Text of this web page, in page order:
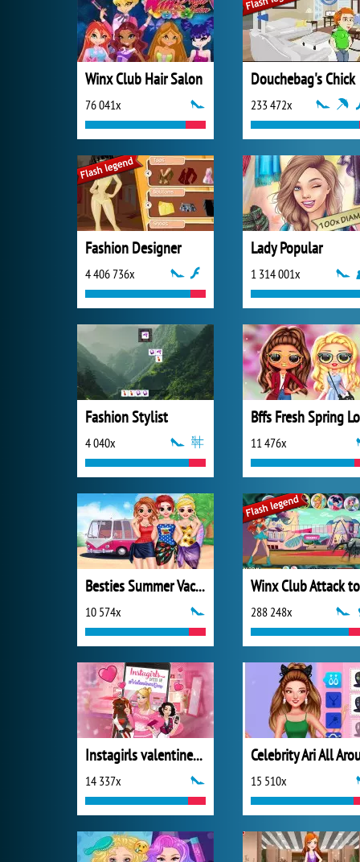
Winx Club Hair Salon
76 041x
Douchebag's Chick
233 472x
Fashion Designer
4 406 736x
Lady Popular
1 314 001x
Fashion Stylist
4 040x 11 476x
Besties Summer Vacation
10 574x 288 248x
Instagirls valentines Dress Up
14 337x 15 510x